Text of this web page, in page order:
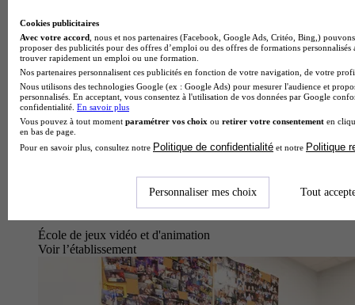
École de jeux vidéo et d'animation
Voir l’établissement
Cookies publicitaires
Avec votre accord , nous et nos partenaires (Facebook, Google Ads, Critéo, Bing,)
proposer des publicités pour des offres d’emploi ou des offres de formations
trouver rapidement un emploi ou une formation.
Nos partenaires personnalisent ces publicités en fonction de votre navigation, de votre
Nous utilisons des technologies Google (ex : Google Ads) pour mesurer l'audience et
personnalisés. En acceptant, vous consentez à l'utilisation de vos données par Google
confidentialité. En savoir plus
Vous pouvez à tout moment paramétrer vos choix ou retirer votre consentement en
en bas de page.
Pour en savoir plus, consultez notre Politique de confidentialité et notre Politique
Personnaliser mes choix Tout